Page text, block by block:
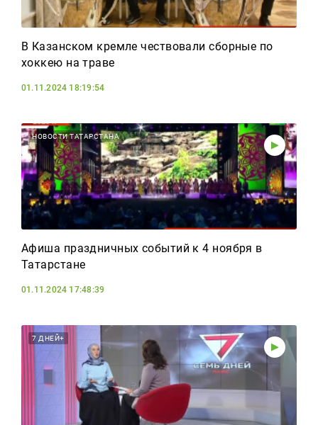
В Казанском кремле чествовали сборные по
хоккею на траве
01.11.2024 18:19:54
НОВОСТИ ТАТАРСТАНА
Афиша праздничных событий к 4 ноября в
Татарстане
01.11.2024 17:48:39
7 ДНЕЙ+